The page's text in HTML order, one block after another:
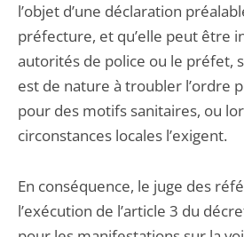
l’objet d’une déclaration
préfecture, et qu’elle peut être
autorités de police ou le préfet,
est de nature à troubler l’ordre
pour des motifs sanitaires, ou
circonstances locales l’exigent.
En conséquence, le juge des
l’exécution de l’article 3 du